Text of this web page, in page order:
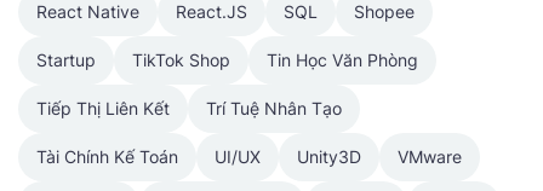
React Native React.JS SQL Shopee
Startup TikTok Shop Tin Học Văn Phòng
Tiếp Thị Liên Kết Trí Tuệ Nhân Tạo
Tài Chính Kế Toán UI/UX Unity3D VMware